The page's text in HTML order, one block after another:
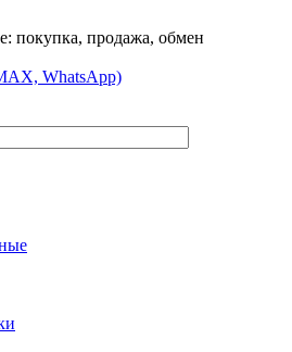
покупка, продажа, обмен
WhatsApp)